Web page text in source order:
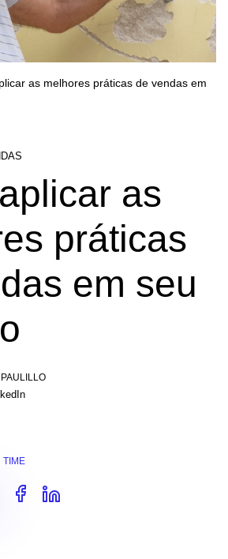
as melhores práticas de vendas em
as
práticas
em seu
TIME